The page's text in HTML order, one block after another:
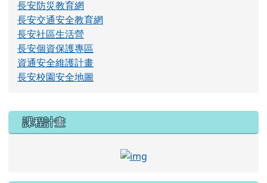
長安防災教育網
長安交通安全教育網
長安社區生活營
長安個資保護專區
資通安全維護計畫
長安校園安全地圖
右邊區域內容
課程計畫
link to http://